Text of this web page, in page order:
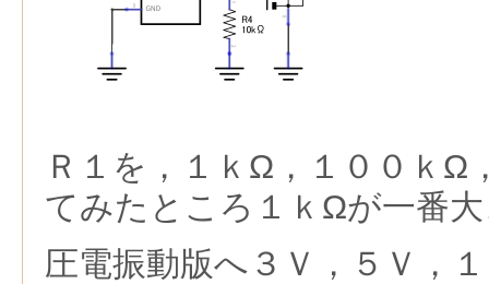
Ｒ１を，１ｋΩ，１００ｋΩ
てみたところ１ｋΩが一番
圧電振動版へ３Ｖ，５Ｖ，